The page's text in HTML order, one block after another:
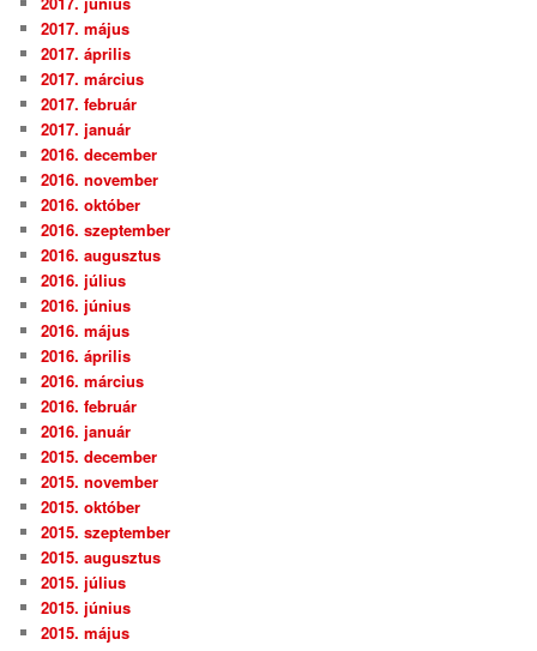
2017. május
2017. április
2017. március
2017. február
2017. január
2016. december
2016. november
2016. október
2016. szeptember
2016. augusztus
2016. július
2016. június
2016. május
2016. április
2016. március
2016. február
2016. január
2015. december
2015. november
2015. október
2015. szeptember
2015. augusztus
2015. július
2015. június
2015. május